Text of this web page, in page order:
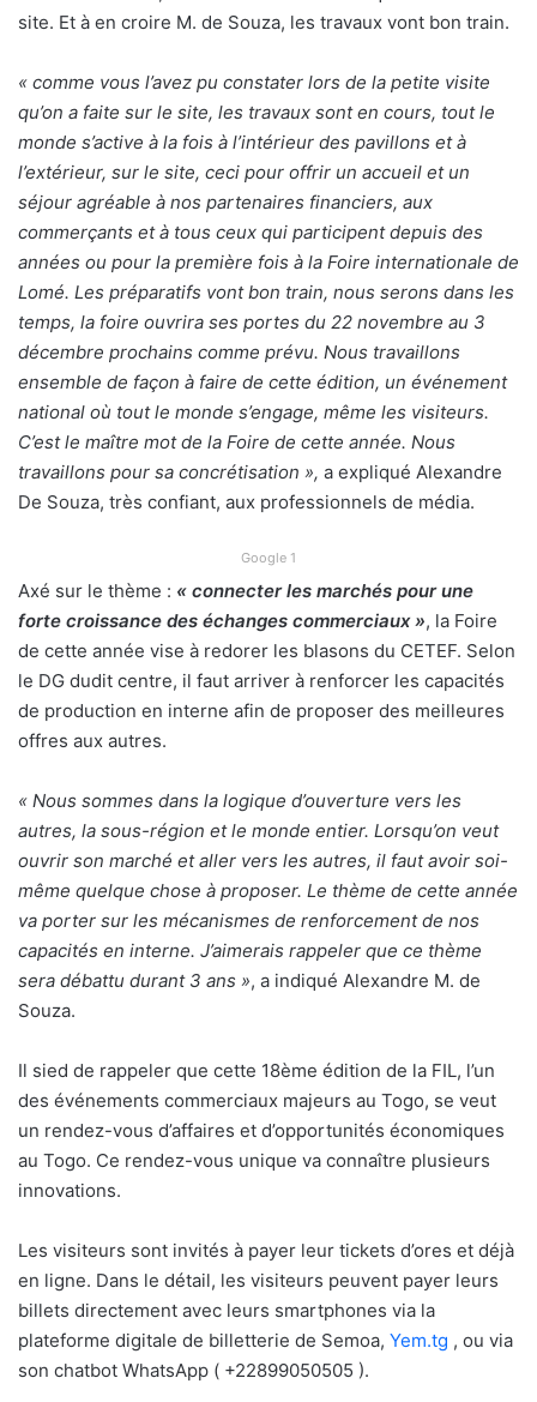
site. Et à en croire M. de Souza, les travaux vont bon train.
« comme vous l’avez pu constater lors de la petite visite
qu’on a faite sur le site, les travaux sont en cours, tout le
monde s’active à la fois à l’intérieur des pavillons et à
l’extérieur, sur le site, ceci pour offrir un accueil et un
séjour agréable à nos partenaires financiers, aux
commerçants et à tous ceux qui participent depuis des
années ou pour la première fois à la Foire internationale de
Lomé. Les préparatifs vont bon train, nous serons dans les
temps, la foire ouvrira ses portes du 22 novembre au 3
décembre prochains comme prévu. Nous travaillons
ensemble de façon à faire de cette édition, un événement
national où tout le monde s’engage, même les visiteurs.
C’est le maître mot de la Foire de cette année. Nous
travaillons pour sa concrétisation », a expliqué Alexandre
De Souza, très confiant, aux professionnels de média.
Google 1
Axé sur le thème : « connecter les marchés pour une
forte croissance des échanges commerciaux », la Foire
de cette année vise à redorer les blasons du CETEF. Selon
le DG dudit centre, il faut arriver à renforcer les capacités
de production en interne afin de proposer des meilleures
offres aux autres.
« Nous sommes dans la logique d’ouverture vers les
autres, la sous-région et le monde entier. Lorsqu’on veut
ouvrir son marché et aller vers les autres, il faut avoir soi-
même quelque chose à proposer. Le thème de cette année
va porter sur les mécanismes de renforcement de nos
capacités en interne. J’aimerais rappeler que ce thème
sera débattu durant 3 ans », a indiqué Alexandre M. de
Souza.
Il sied de rappeler que cette 18ème édition de la FIL, l’un
des événements commerciaux majeurs au Togo, se veut
un rendez-vous d’affaires et d’opportunités économiques
au Togo. Ce rendez-vous unique va connaître plusieurs
innovations.
Les visiteurs sont invités à payer leur tickets d’ores et déjà
en ligne. Dans le détail, les visiteurs peuvent payer leurs
billets directement avec leurs smartphones via la
plateforme digitale de billetterie de Semoa, Yem.tg , ou via
son chatbot WhatsApp ( +22899050505 ).